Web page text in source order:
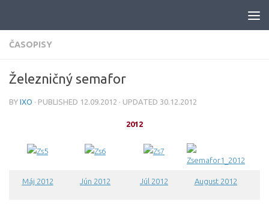
ČASOPISY
Železničný semafor
BY IXO · PUBLISHED 12.09.2012 · UPDATED 30.12.2012
2012
Máj 2012 Jún 2012 Júl 2012 August 2012